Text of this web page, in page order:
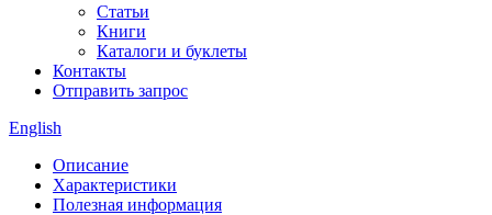
Статьи
Книги
Каталоги и буклеты
Контакты
Отправить запрос
English
Описание
Характеристики
Полезная информация